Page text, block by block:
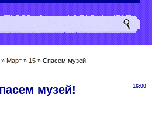
» Март » 15 » Спасем музей!
16:00
музей!